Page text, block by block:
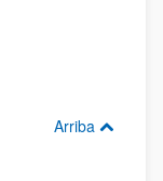
Arriba